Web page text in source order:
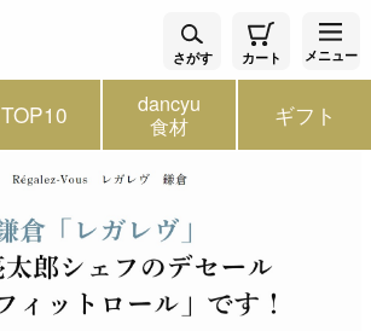
さがす カート メニュー
TOP10 dancyu
食材 ギフト